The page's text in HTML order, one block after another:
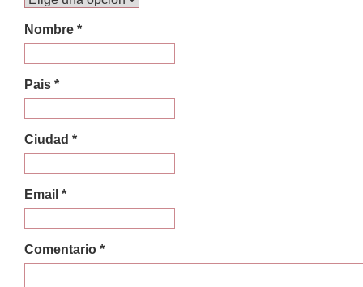
Nombre *
Pais *
Ciudad *
Email *
Comentario *